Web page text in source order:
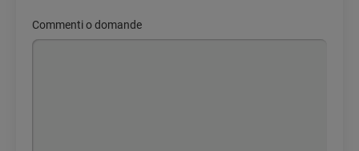
Commenti o domande